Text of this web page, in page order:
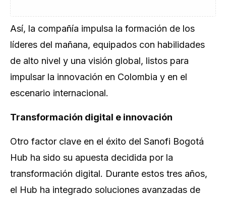
Así, la compañía impulsa la formación de los
líderes del mañana, equipados con habilidades
de alto nivel y una visión global, listos para
impulsar la innovación en Colombia y en el
escenario internacional.
Transformación digital e innovación
Otro factor clave en el éxito del Sanofi Bogotá
Hub ha sido su apuesta decidida por la
transformación digital. Durante estos tres años,
el Hub ha integrado soluciones avanzadas de